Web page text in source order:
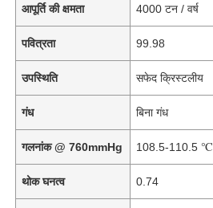
आपूर्ति की क्षमता 4000 टन / वर्ष
पवित्रता 99.98
उपस्थिति सफेद क्रिस्टलीय
गंध बिना गंध
गलनांक @ 760mmHg 108.5-110.5 ℃
थोक घनत्व 0.74